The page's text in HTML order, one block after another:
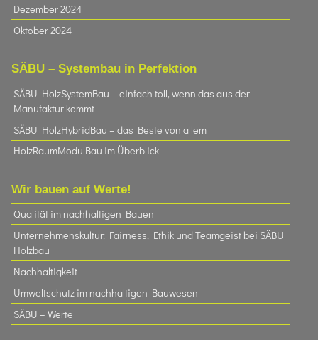
Dezember 2024
Oktober 2024
SÄBU – Systembau in Perfektion
SÄBU HolzSystemBau – einfach toll, wenn das aus der
Manufaktur kommt
SÄBU HolzHybridBau – das Beste von allem
HolzRaumModulBau im Überblick
Wir bauen auf Werte!
Qualität im nachhaltigen Bauen
Unternehmenskultur: Fairness, Ethik und Teamgeist bei SÄBU
Holzbau​
Nachhaltigkeit
Umweltschutz im nachhaltigen Bauwesen
SÄBU – Werte